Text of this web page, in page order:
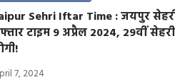
Sehri Iftar Time : जयपुर
टाइम 9 अप्रैल 2024, 29वीं
7, 2024